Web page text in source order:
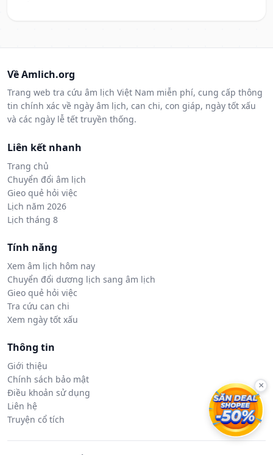
Về Amlich.org
Trang web tra cứu âm lịch Việt Nam miễn phí, cung cấp thông
tin chính xác về ngày âm lịch, can chi, con giáp, ngày tốt xấu
và các ngày lễ tết truyền thống.
Liên kết nhanh
Trang chủ
Chuyển đổi âm lịch
Gieo quẻ hỏi việc
Lịch năm 2026
Lịch tháng 8
Tính năng
Xem âm lịch hôm nay
Chuyển đổi dương lịch sang âm lịch
Gieo quẻ hỏi việc
Tra cứu can chi
Xem ngày tốt xấu
Thông tin
Giới thiệu
Chính sách bảo mật
Điều khoản sử dụng
Liên hệ
Truyện cổ tích
×